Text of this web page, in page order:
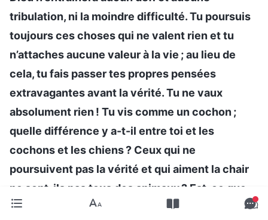
tribulation, ni la moindre difficulté. Tu poursuis
toujours ces choses qui ne valent rien et tu
n’attaches aucune valeur à la vie ; au lieu de
cela, tu fais passer tes propres pensées
extravagantes avant la vérité. Tu ne vaux
absolument rien ! Tu vis comme un cochon ;
quelle différence y a-t-il entre toi et les
cochons et les chiens ? Ceux qui ne
poursuivent pas la vérité et qui aiment la chair
ne sont-ils pas tous des animaux ? Est-ce que
ces morts sans esprit ne sont pas tous des